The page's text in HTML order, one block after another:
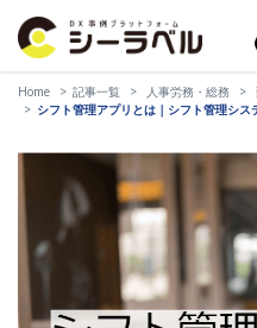
Home 記事一覧 人事労務・総務
シフト管理アプリとは｜シフト管理シ